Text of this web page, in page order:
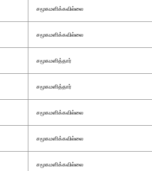
சமூகமளிக்கவில்லை
சமூகமளிக்கவில்லை
சமூகமளித்தார்
சமூகமளித்தார்
சமூகமளிக்கவில்லை
சமூகமளிக்கவில்லை
சமூகமளிக்கவில்லை